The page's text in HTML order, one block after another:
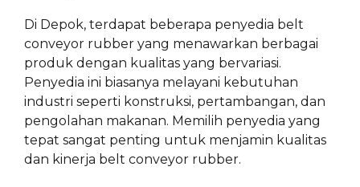
Di Depok, terdapat beberapa penyedia belt
conveyor rubber yang menawarkan berbagai
produk dengan kualitas yang bervariasi.
Penyedia ini biasanya melayani kebutuhan
industri seperti konstruksi, pertambangan, dan
pengolahan makanan. Memilih penyedia yang
tepat sangat penting untuk menjamin kualitas
dan kinerja belt conveyor rubber.